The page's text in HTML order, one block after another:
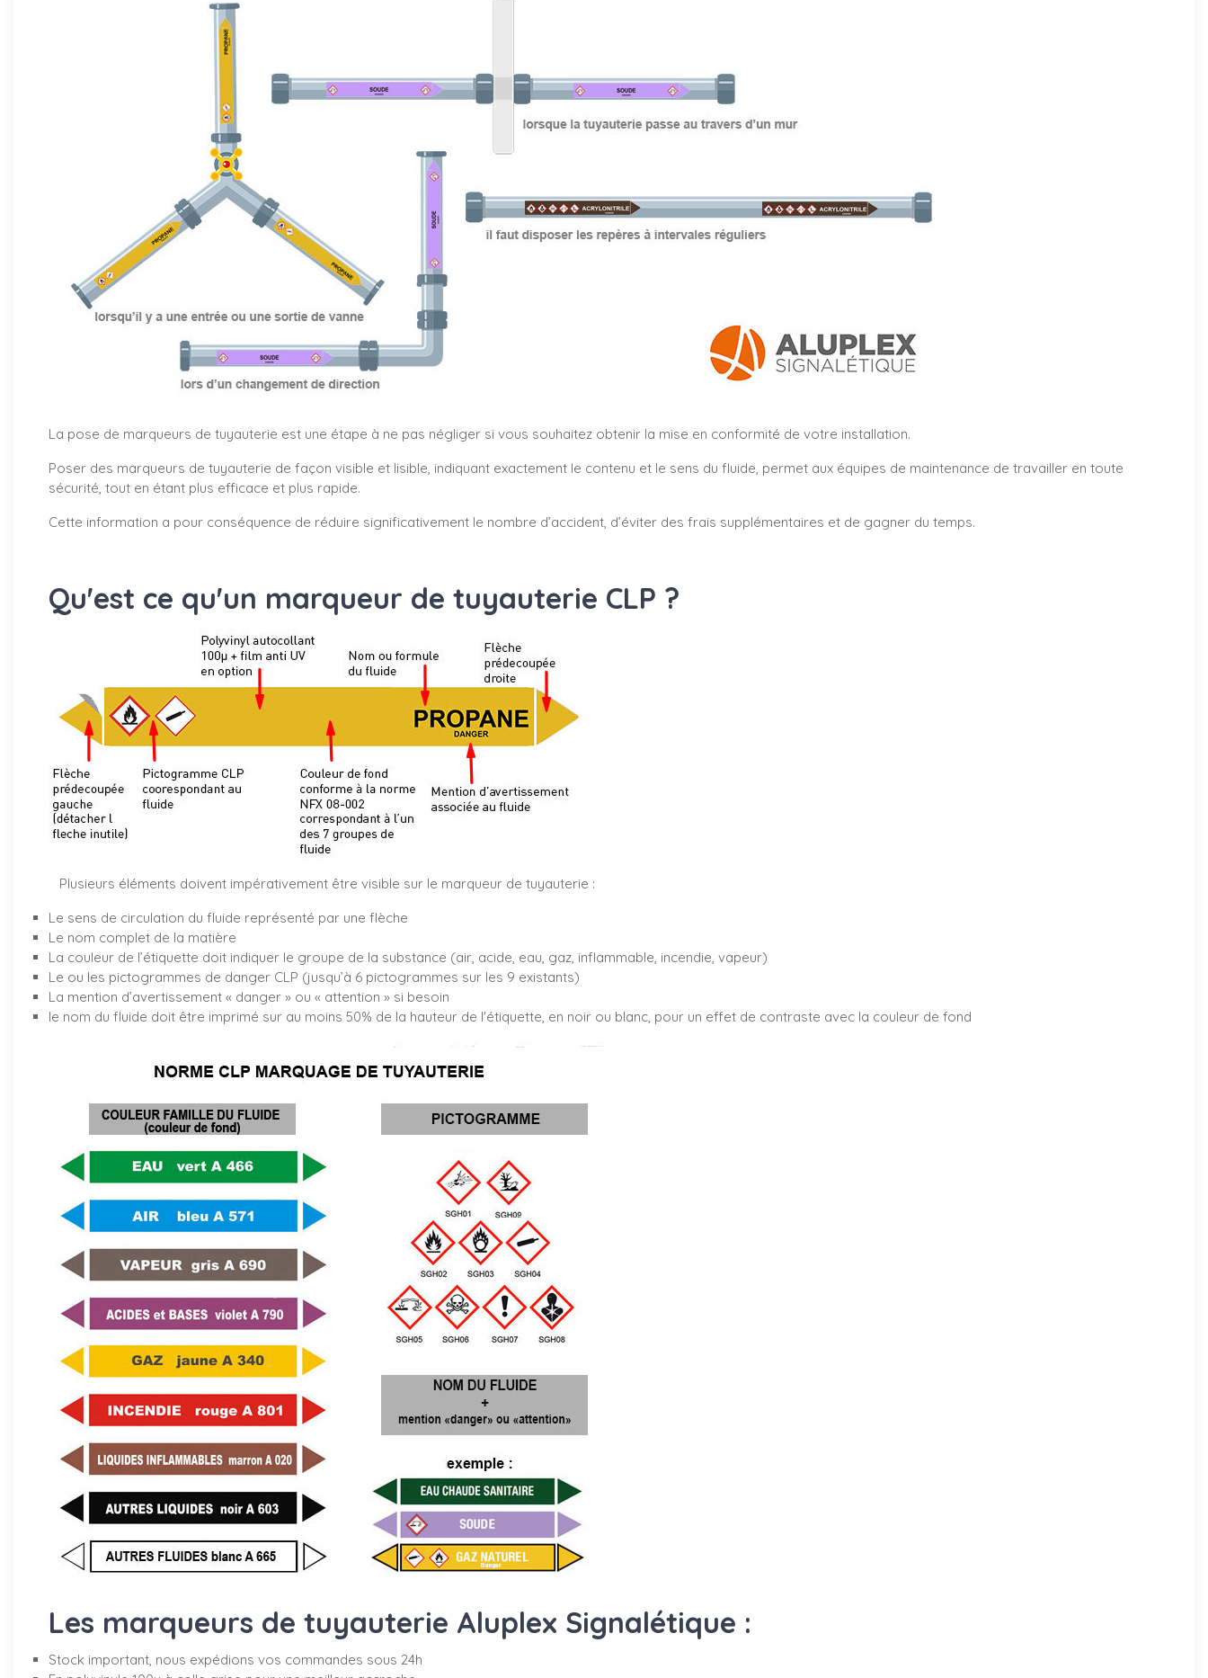
La pose de marqueurs de tuyauterie est une étape à ne pas négliger si vous souhaitez obtenir la mise en conformité de votre installation.
Poser des marqueurs de tuyauterie de façon visible et lisible, indiquant exactement le contenu et le sens du fluide, permet aux équipes de maintenance de travailler en toute
sécurité, tout en étant plus efficace et plus rapide.
Cette information a pour conséquence de réduire significativement le nombre d’accident, d’éviter des frais supplémentaires et de gagner du temps.
Qu'est ce qu'un marqueur de tuyauterie CLP ?
Plusieurs éléments doivent impérativement être visible sur le marqueur de tuyauterie :
Le sens de circulation du fluide représenté par une flèche
Le nom complet de la matière
La couleur de l’étiquette doit indiquer le groupe de la substance (air, acide, eau, gaz, inflammable, incendie, vapeur)
Le ou les pictogrammes de danger CLP (jusqu’à 6 pictogrammes sur les 9 existants)
La mention d’avertissement « danger » ou « attention » si besoin
le nom du fluide doit être imprimé sur au moins 50% de la hauteur de l'étiquette, en noir ou blanc, pour un effet de contraste avec la couleur de fond
Les marqueurs de tuyauterie Aluplex Signalétique :
Stock important, nous expédions vos commandes sous 24h